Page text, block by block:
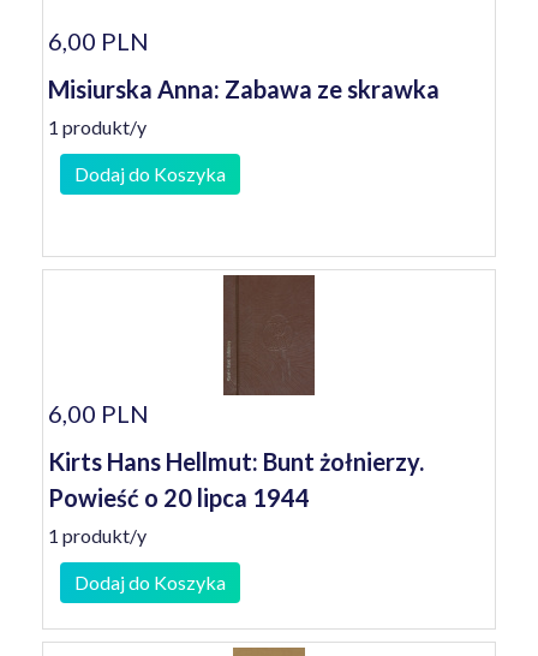
6,00 PLN
Misiurska Anna: Zabawa ze skrawka
1 produkt/y
Dodaj do Koszyka
6,00 PLN
Kirts Hans Hellmut: Bunt żołnierzy.
Powieść o 20 lipca 1944
1 produkt/y
Dodaj do Koszyka